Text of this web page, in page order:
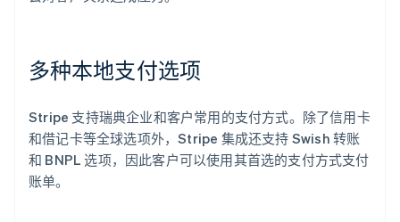
多种本地支付选项
Stripe 支持瑞典企业和客户常用的支付方式。除了信用卡
和借记卡等全球选项外，Stripe 集成还支持 Swish 转账
和 BNPL 选项，因此客户可以使用其首选的支付方式支付
账单。